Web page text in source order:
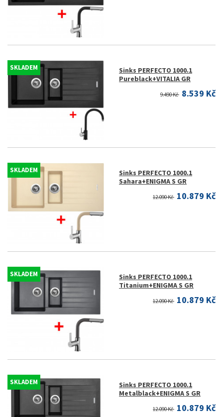
SKLADEM
Sinks PERFECTO 1000.1
Pureblack+VITALIA GR
9.490 Kč 8.539 Kč
SKLADEM
Sinks PERFECTO 1000.1
Sahara+ENIGMA S GR
12.090 Kč 10.879 Kč
SKLADEM
Sinks PERFECTO 1000.1
Titanium+ENIGMA S GR
12.090 Kč 10.879 Kč
SKLADEM
Sinks PERFECTO 1000.1
Metalblack+ENIGMA S GR
12.090 Kč 10.879 Kč